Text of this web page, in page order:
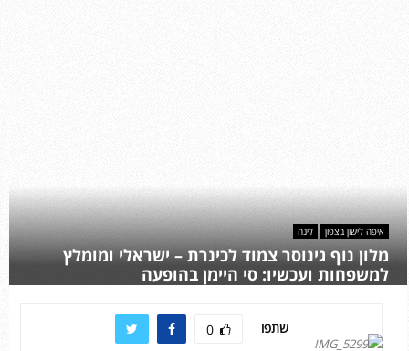
איפה לישון בצפון לינה
מלון נוף גינוסר צמוד לכינרת – ישראלי ומומלץ
למשפחות ועכשיו: סי היימן בהופעה
שתפו 0